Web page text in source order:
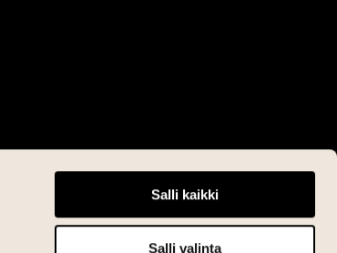
Salli kaikki
Salli valinta